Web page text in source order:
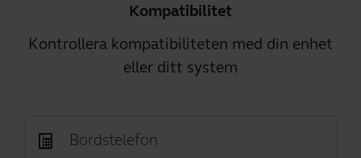
Kompatibilitet
Kontrollera kompatibiliteten med din enhet
eller ditt system
Bordstelefon